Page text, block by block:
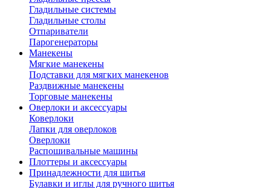
Гладильные системы
Гладильные столы
Отпариватели
Парогенераторы
Манекены
Мягкие манекены
Подставки для мягких манекенов
Раздвижные манекены
Торговые манекены
Оверлоки и аксессуары
Коверлоки
Лапки для оверлоков
Оверлоки
Распошивальные машины
Плоттеры и аксессуары
Принадлежности для шитья
Булавки и иглы для ручного шитья